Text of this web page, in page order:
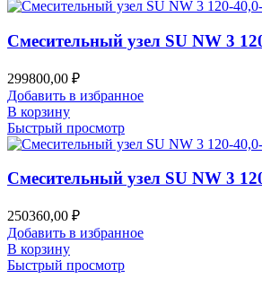
Смесительный узел SU NW 3
299800,00 ₽
Добавить в избранное
В корзину
Быстрый просмотр
Смесительный узел SU NW 3
250360,00 ₽
Добавить в избранное
В корзину
Быстрый просмотр